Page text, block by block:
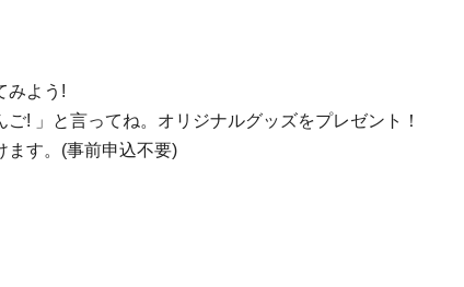
みよう!
! 」と言ってね。オリジナルグッズをプレゼント！
す。(事前申込不要)